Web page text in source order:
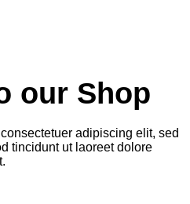
our Shop
adipiscing elit, sed
tincidunt ut laoreet dolore